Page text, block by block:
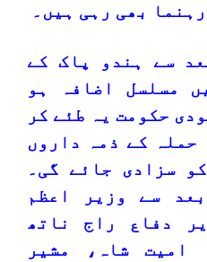
بھی رہی ہیں۔
سے ہندو پاک کے
مسلسل اضافہ ہو
حکومت یہ طئے کر
حملہ کے ذمہ داروں
سزادی جائے گی۔
سے وزیر اعظم
دفاع راج ناتھ
امیت شاہ، مشیر